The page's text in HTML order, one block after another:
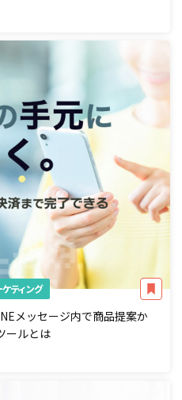
ティング
メッセージ内で商品提案か
ールとは